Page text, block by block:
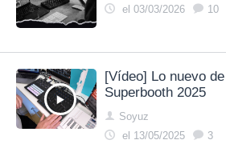
el 03/03/2026 10
[Vídeo] Lo nuevo
Superbooth 2025
Soyuz
el 13/05/2025
3